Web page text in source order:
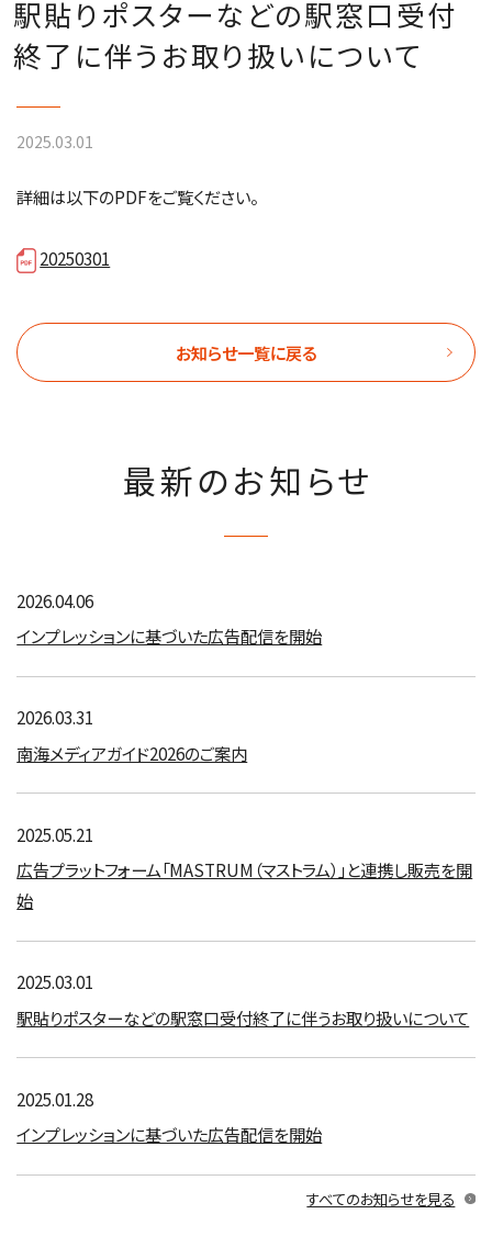
駅貼りポスターなどの駅窓口受付
終了に伴うお取り扱いについて
2025.03.01
詳細は以下のPDFをご覧ください。
20250301
お知らせ一覧に戻る
最新のお知らせ
2026.04.06
インプレッションに基づいた広告配信を開始
2026.03.31
南海メディアガイド2026のご案内
2025.05.21
広告プラットフォーム「MASTRUM（マストラム）」と連携し販売を開
始
2025.03.01
駅貼りポスターなどの駅窓口受付終了に伴うお取り扱いについて
2025.01.28
インプレッションに基づいた広告配信を開始
すべてのお知らせを見る